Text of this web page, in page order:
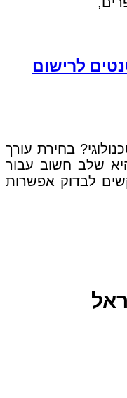
לרישום
בחירת עורך
שלב חשוב עבור
לבדוק אפשרות